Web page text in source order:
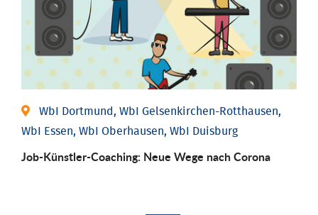
WbI Dortmund, WbI Gelsenkirchen-Rotthausen,
WbI Essen, WbI Oberhausen, WbI Duisburg
Job-Künstler-Coaching: Neue Wege nach Corona